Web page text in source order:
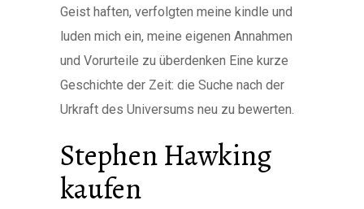
Geist haften, verfolgten meine kindle und
luden mich ein, meine eigenen Annahmen
und Vorurteile zu überdenken Eine kurze
Geschichte der Zeit: die Suche nach der
Urkraft des Universums neu zu bewerten.
Stephen Hawking
kaufen